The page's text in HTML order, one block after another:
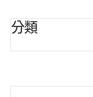
分類